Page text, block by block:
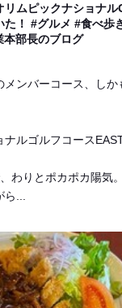
リムピックナショナ
た！ #グルメ #食べ歩
本部長のブログ
メンバーコース、し
ナルゴルフコース
わりとポカポカ陽気。
...